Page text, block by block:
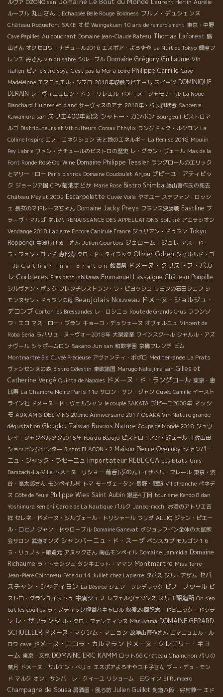
Landeau のワインについてのお問い合わせは、大園までお願いし
ます： 株式会社サンフォニー Tl : 03-5565-5884 Fx : 03-5565-
5886 MAIL : oeno-j@sta.att.ne.jp Château Greysac のワイン
についてのお問い合わせは、竹下までお願いします： Tl : 03-
5565-5880 Fx : 03-5565-5886 E-Mail：
passion@basil.ocn.ne.jp Marcel Richaudのワインについてのお
問い合わせは、こちらまでお願いします： BMO 株式会社 TEL :
03-5459-4243 FAX：03-5459-4248 MAIL: wine@bmo-
wine.com http://www.bmo-wine.com
ルヴァ OZONO san Laurent Herlin Aurélie
ルーブル 丸山さん L'Echappée Belle Rouge Boldness ブルノ・デュシェンヌ
Château Roquefort SAKE オゼ Waingakuen 10 ans de remerciement 東京・中野
Cave Papilles Au couchant Domaine jean-Claude Rateau Thomas Laforest 勝
山さん オクセロワ・ナチュール2016 エスポア・よろずや La Nuit de Tokyo 銀座フ
レンチ 丹さん vin du sabre シルーブル Domaine Grégory Guillaume Vin
italien ピノ bistro soya C'est pas la Mer à boire Philippe Carrille Cave
Madeleinne エマニュエル・ジブロ 2018年収穫ラピエール スイーツ DOMINIQUE
DERAIN レ・ヴィニュロン・ドゥ・リレエル ドメーヌ・シャモナール La Noue
Blanchard Huitres et blanc サーヴィスのアナ 2018年・パリ試飲会 Sancerre
Kawamura san スリエ400年記念 シャトー・カンボン Bourgeuil ビストロマ
ルゴ Distributeurs et Viticulteurs Comax Ethylix ラングドック・ルシヨン La
Colline Inspiré エノ・コネクション 天と地のエネルギー La Remise 2018 Moulin
Pey Labrie ヴァン・ナチュールのビストロの歴史 レ・グラン・ヴェール Mas de la
Font Ronde Rosé Obi Wine Domaine Philippe Tessier ラングロールのエリック
とマリー・ロー Paris bistros Domaine Coudoulet Anjou プピーユ・アティピッ
ク ジョージア国 CPV菊池まどか Marie Rose Bistro Shimba 勝山晋作氏の死去
Château Meylet 2002 Escarpolette Cuvée Voilà ヤオユー ステファン・ロッシ
ェ 長女のマドレーヌちゃん Domaine Jacky Preys フランス決勝戦 Eastline ブ
ラーヴ・マルゴ ネルハ RENAISSANCE DES APPELLATIONS Solutré アエラシオン
Vendange 2018 Lapierre Encore Canicule France ジュリアン・ドゥラン Tokyo
Roppongi 中湊しげる さん Julien Courtois ジェローム・ジュレ マス・ド・
ラ・フォン・ロンド 恵比寿 クロ・ド・タイラック Olivier Cohen シャルルド・ゴ
ール Ｃａｔｈｅｒｉｎｅ Ｂｒｅｔｏｎ 銘酒祭 ドメーヌ・クリストフ・パカ
レ Corbieres President Ishikawa Emmanuel Lassaigne Château Poupille
シルヴァン・ボック フレンチレストラン・ラ・ピヨッシュ リヨンの石田シェフ シ
モンヌサン・ドゥランの母 Beaujolais Nouveau ドメーヌ・ジョルジュ・
デコンブ Corton les Bressandes レ・ロシニョ Route de Grands Crus フランソ
ワ・エコ マス・ロー・ブラン キョーコ・デュシェーヌ オヴェルニュ Vincent de
Roba Seria ラパリュ・ヌーヴォー2018年 大榮産業 ワインスクール シャルル・アズ
ナヴール シャポームロン Sakano Jun san 和飲学園 京橋フレンチ ビム
Montmartre Bis Cuveé Précieuse アヴァンティ・ポポロ Méditerranée La Prats
ヴァンセンヌの森 Bistro Célestin 東欧諸国 Marugo Nakajima san Gilles et
Catherine Vergé Quinta de Napoles ドメーヌ・ド・ラングロール 東京・恵
比寿 La Chambre Noire Paris 11e サロン・サン・ジャン Cuvée Camille イースト
ライン社 ドメーヌ・ド・ヴェルシャン le couple SAKATA プピーユ2008年 マッシ
モ AUX AMIS DES VINS 20eme Anniversaire 2017 OSAKA Vin Nature grande
dégustation Glouglou Taiwan Buvons Nature Coupe de Monde 2018 ジュヴ
レイ・シャンベルタン2015年 Fou du Beaujo ビストロ・アン・ジュール 土佐山田
ショッピングセンター Bistro FLACON - 2 Maison Pierre Overnoy シャンパー
ニュ・ジャック・ラセーニュ Importateur REBECCA Les Etats-Unis
Dambach-La-Ville ドメーヌ・リショー 葡呑(ぶのん) イザベル・フレール 東京・渋
谷・高太郎さん モンペイル村 トマ モーヴェータン 長野・諏訪 Villefranche ぺネデ
ス Côte de Feule Philippe Wies Saint Aubin 銀座4丁目 tourisme Kendo 8 dan
Yoshimura Kenichi Carole de La Nautique パルク Janbo-mochi お酒のアトリエ吉
祥 セレネ・ドメーヌ・シルヴェール・トリシャール フリダ ALLIQ ジャン・ピエー
ル・ロビノ ジャン・ドゥローブル Domaine Ganevat ボジョレワイン全体の大試飲
会サロン 武道オンズ シャンパーニュ・ド・スーザ ベンスカブ モルゴン１６
ラ・リュノット醸造元 アヌックさん 南仏モンペイル Domaine Lammidia Domaine
Richaume ラ・トランシェ タンキエット・ママン Montmartre Miss Terre
Jean-Piere Cointreau Fête du 14 Juillet chez Lapierre タパス ジル・アザム セバ
スチャン・シャティヨン La Désirée シェフ フレデリック ピノ・ノワール ビ
ストロ・グランユイットゥ 中湊シェフ レフェルヴェソンス スリエ醸造所 On s'en
bat les couilles ラ・ノティック経営者キャロル 収穫29回記念・ドミニック・ドゥラ
ン レ・ザフランシ ル・クロ・ファンティンヌ Maruyama DOMAINE GERARD
SCHUELLER ドメーヌ・マクシム・マニョン 故勝山晋作さん エマニュエル・ル
ロワ cave ドメーヌ・ニコラ・カルマラン ドメーヌ・グレゴリー・ギヨ
ーム 東京・文京 DOMAINE ERIC KAMM ロット66 Château Chainchon パリの
葉月 ドメーヌ・サルナン・ベリュ エスポアよろずやユキ子さん ブー・デュ・モン
ド マルク オン・サンバ・レ・クイーユ リショーム 白ワイン El Rumbero
Champagne de Sousa 居酒屋・風ら坊 Julien Guillot 剣道八段・好村兼一 エド